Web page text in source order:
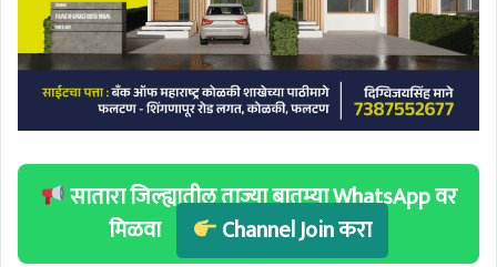
सातारा जिल्ह्यातील ताज्या बातम्या WhatsApp वर
मिळवा
Channel Join करा